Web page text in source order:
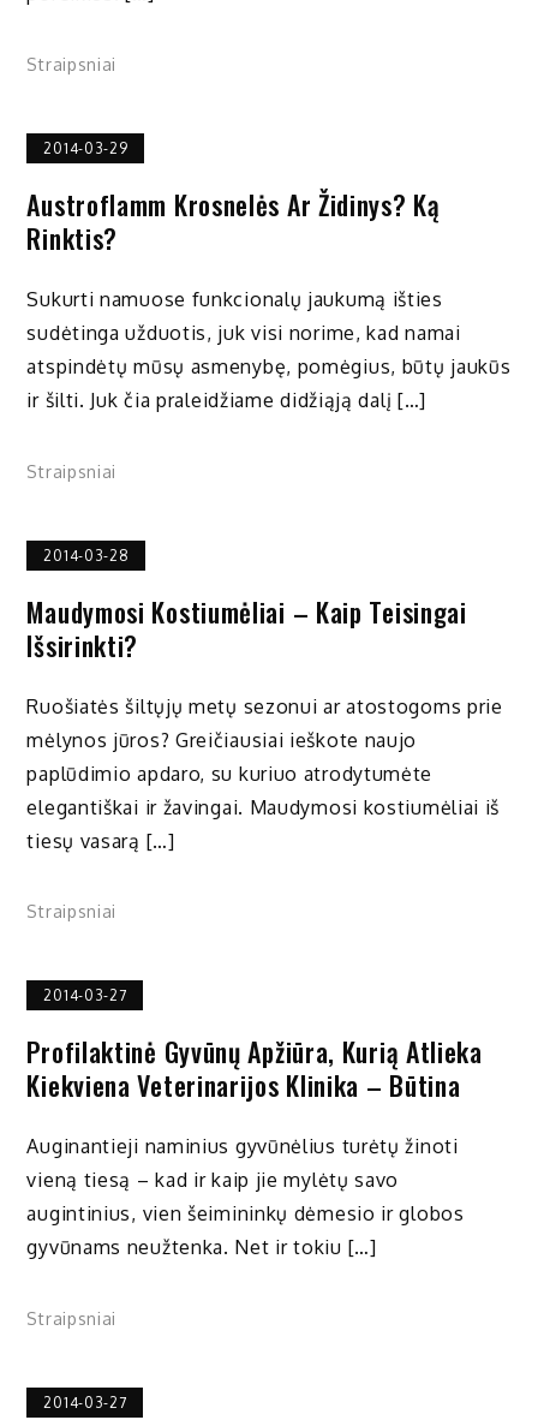
Straipsniai
2014-03-29
Austroflamm Krosnelės Ar Židinys? Ką
Rinktis?
Sukurti namuose funkcionalų jaukumą išties
sudėtinga užduotis, juk visi norime, kad namai
atspindėtų mūsų asmenybę, pomėgius, būtų jaukūs
ir šilti. Juk čia praleidžiame didžiąją dalį […]
Straipsniai
2014-03-28
Maudymosi Kostiumėliai – Kaip Teisingai
Išsirinkti?
Ruošiatės šiltųjų metų sezonui ar atostogoms prie
mėlynos jūros? Greičiausiai ieškote naujo
paplūdimio apdaro, su kuriuo atrodytumėte
elegantiškai ir žavingai. Maudymosi kostiumėliai iš
tiesų vasarą […]
Straipsniai
2014-03-27
Profilaktinė Gyvūnų Apžiūra, Kurią Atlieka
Kiekviena Veterinarijos Klinika – Būtina
Auginantieji naminius gyvūnėlius turėtų žinoti
vieną tiesą – kad ir kaip jie mylėtų savo
augintinius, vien šeimininkų dėmesio ir globos
gyvūnams neužtenka. Net ir tokiu […]
Straipsniai
2014-03-27